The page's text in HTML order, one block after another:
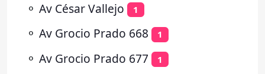
⚬ Av César Vallejo 1
⚬ Av Grocio Prado 668 1
⚬ Av Grocio Prado 677 1